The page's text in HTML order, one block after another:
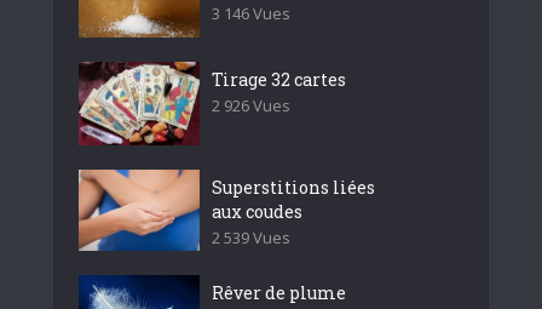
3 146 Vues
Tirage 32 cartes
2 926 Vues
Superstitions liées
aux coudes
2 539 Vues
Rêver de plume